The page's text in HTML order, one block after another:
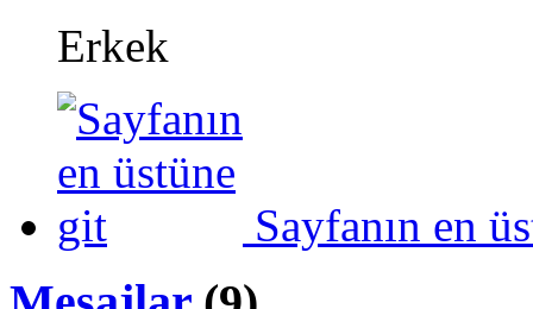
Erkek
Sayfanın en